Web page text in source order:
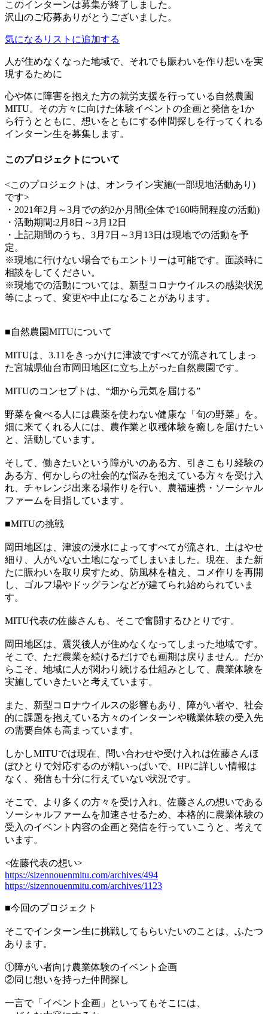
このインターンは募集が終了しました。
沢山のご応募ありがとうございました。
気になるリストに追加する
人が住めなくなった地域で、それでも賑わいを作り想いを実
現するために
心や体に障害を抱えた方の就労支援を行っている自然農園
MITU。その方々に向けた体験イベントの企画と発信を1か
ら行うとともに、想いをともにする仲間探しを行ってくれる
インターン生を募集します。
このプロジェクトについて
<このプロジェクトは、オンライン実施(一部現地活動あり)
です>
・2021年2月～3月での約2か月間(全体で160時間程度の活動)
・活動期間:2月8日～3月12日
・上記期間のうち、3月7日～3月13日は現地での活動を予
定。
※現地に行けない場合でもエントリーは可能です。面談時に
相談をしてください。
※現地での活動については、新型コロナウイルスの感染状況
等によって、変更や中止になることがあります。
■自然農園MITUについて
MITUは、3.11をきっかけに津波ですべてが流されてしまっ
た宮城県仙台市岡田地区に立ち上がった自然農園です。
MITUのコンセプトは、“畑から元気を届ける”
野菜を食べる人には農薬を使わない健康な「旬の野菜」を。
畑に来てくれる人には、農作業と収穫体験を癒しを届けたい
と、活動しています。
そして、働きたいという障がいのある方、引きこもり経験の
ある方、何かしらの社会的な悩みを抱えている方々を受け入
れ、チャレンジ出来る場作りを行い、農福連携・ソーシャル
ファームを目指しています。
■MITUの挑戦
岡田地区は、津波の浸水によってすべてが流され、土はやせ
細り、人がいない土地になってしまいました。現在、また新
たに賑わいを取り戻すため、防風林を植え、コメ作りを再開
し、ゴルフ場やドッグランなどが建てられ始められていま
す。
MITU代表の佐藤さんも、そこで奮闘するひとりです。
岡田地区は、震災後人が住めなくなってしまった地域です。
そこで、ただ農業を続けるだけでも画期は戻りません。だか
らこそ、地域に人が関わり続ける仕組みとして、農業体験を
実施していきたいと考えています。
また、新型コロナウイルスの影響もあり、障がい者や、社会
的に課題を抱えている方々のインターンや職業体験の受入先
の需要自体も高まっています。
しかしMITUでは現在、問い合わせや受け入れは佐藤さんほ
ぼひとりで対応するのが精いっぱいで、HPに詳しい情報は
なく、発信も十分に行えていない状況です。
そこで、より多くの方々を受け入れ、佐藤さんの想いである
ソーシャルファームを加速させるため、本格的に農業体験の
受入のイベント内容の企画と発信を行っていこうと、考えて
います。
<佐藤代表の想い>
https://sizennouenmitu.com/archives/494
https://sizennouenmitu.com/archives/1123
■今回のプロジェクト
そこでインターン生に挑戦してもらいたいのことは、ふたつ
あります。
①障がい者向け農業体験のイベント企画
②同じ想いを持った仲間探し
一言で「イベント企画」といってもそこには、